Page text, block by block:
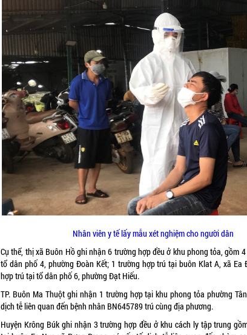
Nhân viên y tế lấy mẫu xét nghiệm cho người dân
Cụ thể, thị xã Buôn Hồ ghi nhận 6 trường hợp đều ở khu phong tỏa, gồm
tổ dân phố 4, phường Đoàn Kết; 1 trường hợp trú tại buôn Klat A, xã Ea
hợp trú tại tổ dân phố 6, phường Đạt Hiếu.
TP. Buôn Ma Thuột ghi nhận 1 trường hợp tại khu phong tỏa phường
dịch tễ liên quan đến bệnh nhân BN645789 trú cùng địa phương.
Huyện Krông Búk ghi nhận 3 trường hợp đều ở khu cách ly tập trung